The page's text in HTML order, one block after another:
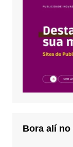
Bora alí no